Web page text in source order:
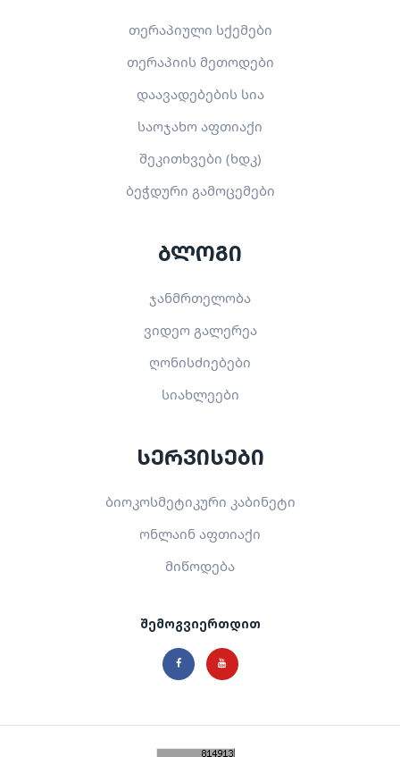
თერაპიული სქემები
თერაპიის მეთოდები
დაავადებების სია
საოჯახო აფთიაქი
შეკითხვები (ხდკ)
ბეჭდური გამოცემები
ბლოგი
ჯანმრთელობა
ვიდეო გალერეა
ღონისძიებები
სიახლეები
სერვისები
ბიოკოსმეტიკური კაბინეტი
ონლაინ აფთიაქი
მიწოდება
შემოგვიერთდით